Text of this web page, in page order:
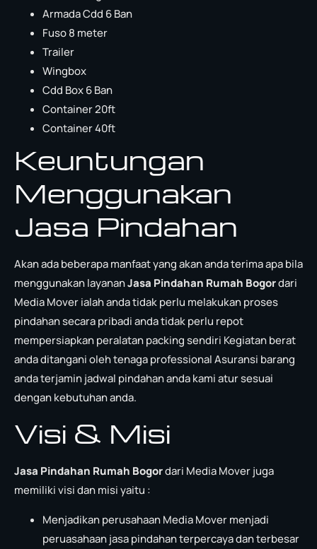
Armada Cdd 6 Ban
Fuso 8 meter
Trailer
Wingbox
Cdd Box 6 Ban
Container 20ft
Container 40ft
Keuntungan
Menggunakan
Jasa Pindahan
Akan ada beberapa manfaat yang akan anda terima apa bila
menggunakan layananJasa Pindahan Rumah Bogordari
Media Mover ialah anda tidak perlu melakukan proses
pindahan secara pribadi anda tidak perlu repot
mempersiapkan peralatan packing sendiri Kegiatan berat
anda ditangani oleh tenaga professional Asuransi barang
anda terjamin jadwal pindahan anda kami atur sesuai
dengan kebutuhan anda.
Visi & Misi
Jasa Pindahan Rumah Bogordari Media Mover juga
memiliki visi dan misi yaitu :
Menjadikan perusahaan Media Mover menjadi
peruasahaan jasa pindahan terpercaya dan terbesar